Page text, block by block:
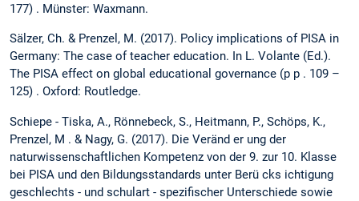
177) . Münster: Waxmann.
Sälzer, Ch. & Prenzel, M. (2017). Policy implications of PISA in
Germany: The case of teacher education. In L. Volante (Ed.).
The PISA effect on global educational governance (p p . 109 –
125) . Oxford: Routledge.
Schiepe - Tiska, A., Rönnebeck, S., Heitmann, P., Schöps, K.,
Prenzel, M . & Nagy, G. (2017). Die Veränd er ung der
naturwissenschaftlichen Kompetenz von der 9. zur 10. Klasse
bei PISA und den Bildungsstandards unter Berü cks ichtigung
geschlechts - und schulart - spezifischer Unterschiede sowie